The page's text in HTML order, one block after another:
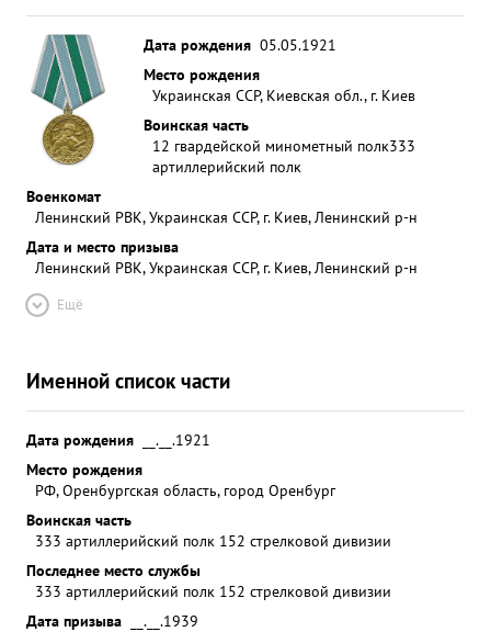
Дата рождения 05.05.1921
Место рождения
Украинская ССР, Киевская обл., г. Киев
Воинская часть
12 гвардейской минометный полк333
артиллерийский полк
Военкомат
Ленинский РВК, Украинская ССР, г. Киев, Ленинский р-н
Дата и место призыва
Ленинский РВК, Украинская ССР, г. Киев, Ленинский р-н
Ещё
Именной список части
Дата рождения
__.__.1921
Место рождения
РФ, Оренбургская область, город Оренбург
Воинская часть
333 артиллерийский полк 152 стрелковой дивизии
Последнее место службы
333 артиллерийский полк 152 стрелковой дивизии
Дата призыва
__.__.1939